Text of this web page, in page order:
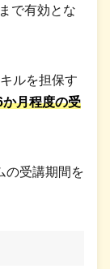
で有効とな
ルを担保す
か月程度の受
の受講期間を